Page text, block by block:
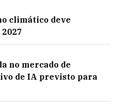
climático deve
no mercado de
de IA previsto para